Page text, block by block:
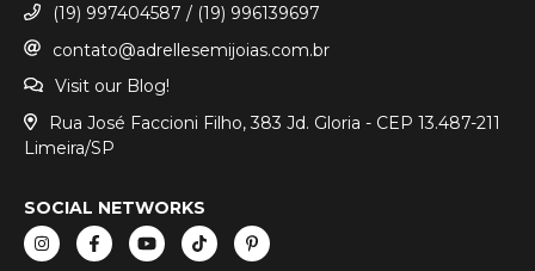
(19) 997404587 / (19) 996139697
contato@adrellesemijoias.com.br
Visit our Blog!
Rua José Faccioni Filho, 383 Jd. Gloria - CEP 13.487-211
Limeira/SP
SOCIAL NETWORKS